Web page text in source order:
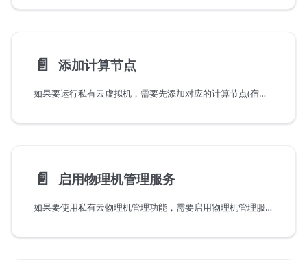
📄️ 添加计算节点
如果要运行私有云虚拟机，需要先添加对应的计算节点(宿主机)，本节介绍如何部署相应组件。
📄️ 启用物理机管理服务
如果要使用私有云物理机管理功能，需要启用物理机管理服务(baremetal-agent)，本节介绍如何部署相应组件。